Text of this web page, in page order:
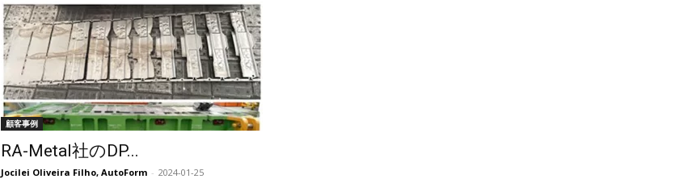
顧客事例
RA-Metal社のDP...
Jocilei Oliveira Filho, AutoForm - 2024-01-25